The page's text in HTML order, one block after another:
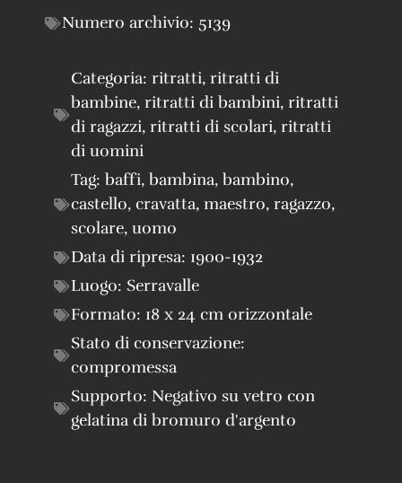
Numero archivio: 5139
Categoria: ritratti, ritratti di
bambine, ritratti di bambini, ritratti
di ragazzi, ritratti di scolari, ritratti
di uomini
Tag: baffi, bambina, bambino,
castello, cravatta, maestro, ragazzo,
scolare, uomo
Data di ripresa: 1900-1932
Luogo: Serravalle
Formato: 18 x 24 cm orizzontale
Stato di conservazione:
compromessa
Supporto: Negativo su vetro con
gelatina di bromuro d'argento